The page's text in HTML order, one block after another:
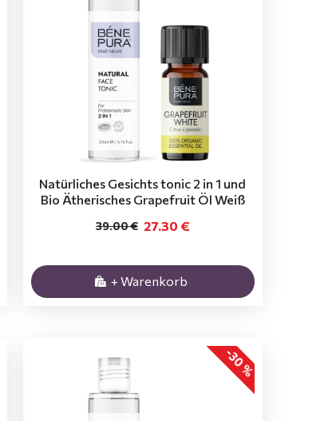
Natürliches Gesichts tonic 2 in 1 und
Bio Ätherisches Grapefruit Öl Weiß
27.30 €
39.00 €
+ Warenkorb
-30 %